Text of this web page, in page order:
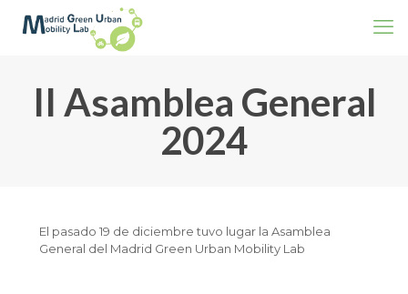
II Asamblea General
2024
El pasado 19 de diciembre tuvo lugar la Asamblea
General del Madrid Green Urban Mobility Lab